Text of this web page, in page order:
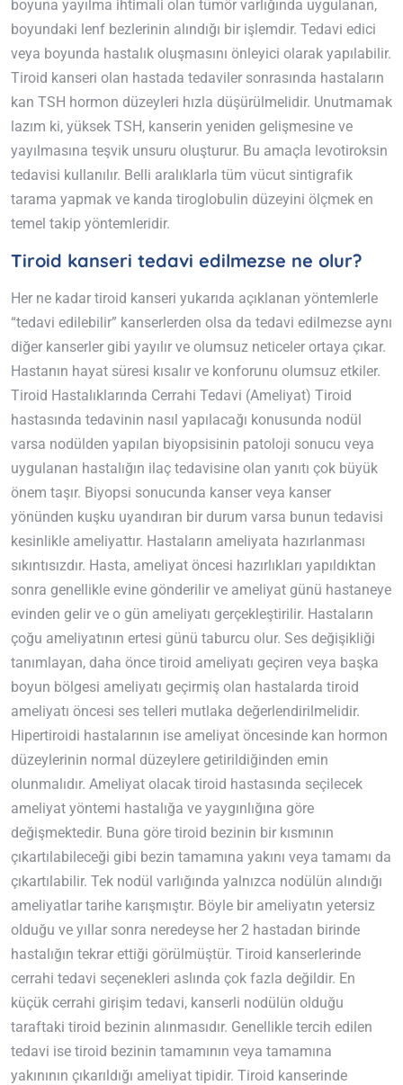
boyuna yayılma ihtimali olan tümör varlığında uygulanan,
boyundaki lenf bezlerinin alındığı bir işlemdir. Tedavi edici
veya boyunda hastalık oluşmasını önleyici olarak yapılabilir.
Tiroid kanseri olan hastada tedaviler sonrasında hastaların
kan TSH hormon düzeyleri hızla düşürülmelidir. Unutmamak
lazım ki, yüksek TSH, kanserin yeniden gelişmesine ve
yayılmasına teşvik unsuru oluşturur. Bu amaçla levotiroksin
tedavisi kullanılır. Belli aralıklarla tüm vücut sintigrafik
tarama yapmak ve kanda tiroglobulin düzeyini ölçmek en
temel takip yöntemleridir.
Tiroid kanseri tedavi edilmezse ne olur?
Her ne kadar tiroid kanseri yukarıda açıklanan yöntemlerle
“tedavi edilebilir” kanserlerden olsa da tedavi edilmezse aynı
diğer kanserler gibi yayılır ve olumsuz neticeler ortaya çıkar.
Hastanın hayat süresi kısalır ve konforunu olumsuz etkiler.
Tiroid Hastalıklarında Cerrahi Tedavi (Ameliyat) Tiroid
hastasında tedavinin nasıl yapılacağı konusunda nodül
varsa nodülden yapılan biyopsisinin patoloji sonucu veya
uygulanan hastalığın ilaç tedavisine olan yanıtı çok büyük
önem taşır. Biyopsi sonucunda kanser veya kanser
yönünden kuşku uyandıran bir durum varsa bunun tedavisi
kesinlikle ameliyattır. Hastaların ameliyata hazırlanması
sıkıntısızdır. Hasta, ameliyat öncesi hazırlıkları yapıldıktan
sonra genellikle evine gönderilir ve ameliyat günü hastaneye
evinden gelir ve o gün ameliyatı gerçekleştirilir. Hastaların
çoğu ameliyatının ertesi günü taburcu olur. Ses değişikliği
tanımlayan, daha önce tiroid ameliyatı geçiren veya başka
boyun bölgesi ameliyatı geçirmiş olan hastalarda tiroid
ameliyatı öncesi ses telleri mutlaka değerlendirilmelidir.
Hipertiroidi hastalarının ise ameliyat öncesinde kan hormon
düzeylerinin normal düzeylere getirildiğinden emin
olunmalıdır. Ameliyat olacak tiroid hastasında seçilecek
ameliyat yöntemi hastalığa ve yaygınlığına göre
değişmektedir. Buna göre tiroid bezinin bir kısmının
çıkartılabileceği gibi bezin tamamına yakını veya tamamı da
çıkartılabilir. Tek nodül varlığında yalnızca nodülün alındığı
ameliyatlar tarihe karışmıştır. Böyle bir ameliyatın yetersiz
olduğu ve yıllar sonra neredeyse her 2 hastadan birinde
hastalığın tekrar ettiği görülmüştür. Tiroid kanserlerinde
cerrahi tedavi seçenekleri aslında çok fazla değildir. En
küçük cerrahi girişim tedavi, kanserli nodülün olduğu
taraftaki tiroid bezinin alınmasıdır. Genellikle tercih edilen
tedavi ise tiroid bezinin tamamının veya tamamına
yakınının çıkarıldığı ameliyat tipidir. Tiroid kanserinde